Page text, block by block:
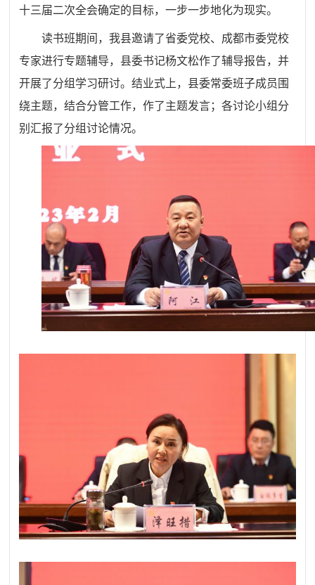
十三届二次全会确定的目标，一步一步地化为现实。
读书班期间，我县邀请了省委党校、成都市委党校
专家进行专题辅导，县委书记杨文松作了辅导报告，并
开展了分组学习研讨。结业式上，县委常委班子成员围
绕主题，结合分管工作，作了主题发言；各讨论小组分
别汇报了分组讨论情况。